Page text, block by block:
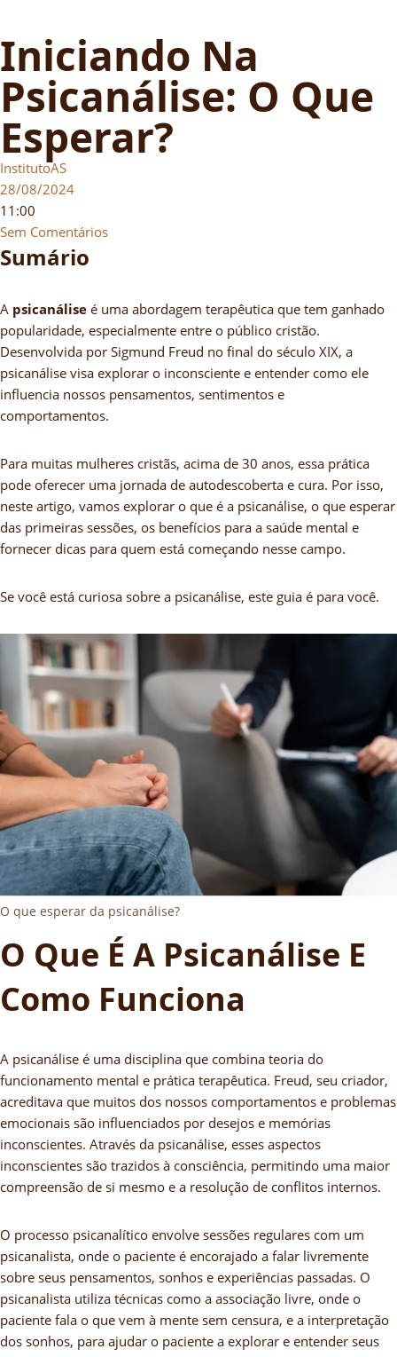
Iniciando Na
Psicanálise: O Que
Esperar?
InstitutoAS
28/08/2024
11:00
Sem Comentários
Sumário
A psicanálise é uma abordagem terapêutica que tem ganhado
popularidade, especialmente entre o público cristão.
Desenvolvida por Sigmund Freud no final do século XIX, a
psicanálise visa explorar o inconsciente e entender como ele
influencia nossos pensamentos, sentimentos e
comportamentos.
Para muitas mulheres cristãs, acima de 30 anos, essa prática
pode oferecer uma jornada de autodescoberta e cura. Por isso,
neste artigo, vamos explorar o que é a psicanálise, o que esperar
das primeiras sessões, os benefícios para a saúde mental e
fornecer dicas para quem está começando nesse campo.
Se você está curiosa sobre a psicanálise, este guia é para você.
O que esperar da psicanálise?
O Que É A Psicanálise E
Como Funciona
A psicanálise é uma disciplina que combina teoria do
funcionamento mental e prática terapêutica. Freud, seu criador,
acreditava que muitos dos nossos comportamentos e problemas
emocionais são influenciados por desejos e memórias
inconscientes. Através da psicanálise, esses aspectos
inconscientes são trazidos à consciência, permitindo uma maior
compreensão de si mesmo e a resolução de conflitos internos.
O processo psicanalítico envolve sessões regulares com um
psicanalista, onde o paciente é encorajado a falar livremente
sobre seus pensamentos, sonhos e experiências passadas. O
psicanalista utiliza técnicas como a associação livre, onde o
paciente fala o que vem à mente sem censura, e a interpretação
dos sonhos, para ajudar o paciente a explorar e entender seus